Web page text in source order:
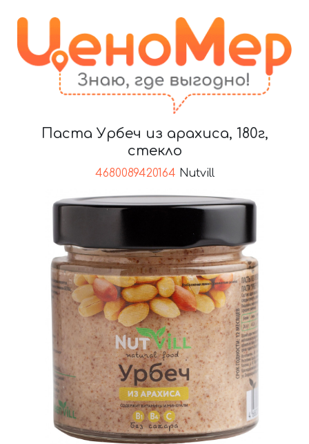
Паста Урбеч из арахиса, 180г,
стекло
4680089420164 Nutvill